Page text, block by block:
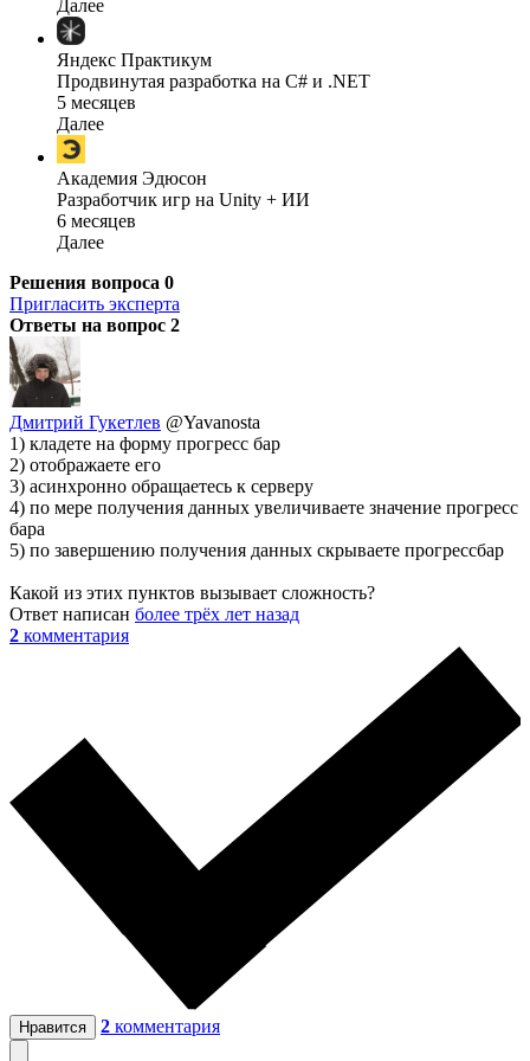
Далее
Яндекс Практикум
Продвинутая разработка на C# и .NET
5 месяцев
Далее
Академия Эдюсон
Разработчик игр на Unity + ИИ
6 месяцев
Далее
Решения вопроса 0
Пригласить эксперта
Ответы на вопрос 2
Дмитрий Гукетлев @Yavanosta
1) кладете на форму прогресс бар
2) отображаете его
3) асинхронно обращаетесь к серверу
4) по мере получения данных увеличиваете значение прогресс
бара
5) по завершению получения данных скрываете прогрессбар
Какой из этих пунктов вызывает сложность?
Ответ написан более трёх лет назад
2 комментария
Нравится 2 комментария